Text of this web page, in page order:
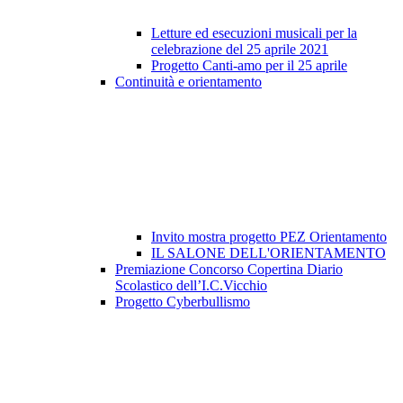
Letture ed esecuzioni musicali per la
celebrazione del 25 aprile 2021
Progetto Canti-amo per il 25 aprile
Continuità e orientamento
Invito mostra progetto PEZ Orientamento
IL SALONE DELL'ORIENTAMENTO
Premiazione Concorso Copertina Diario
Scolastico dell’I.C.Vicchio
Progetto Cyberbullismo